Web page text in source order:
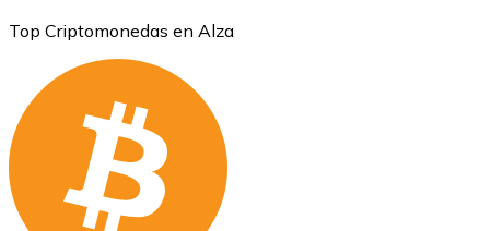
Top Criptomonedas en Alza